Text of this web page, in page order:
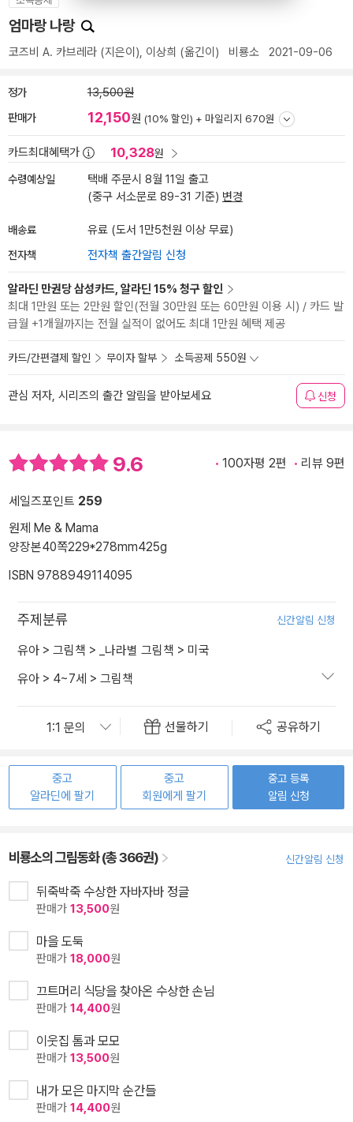
엄마랑 나랑
코즈비 A. 카브레라 (지은이), 이상희 (옮긴이) 비룡소 2021-09-06
정가 13,500원
판매가 12,150원 (10% 할인) + 마일리지 670원
카드최대혜택가 10,328원
수령예상일
택배 주문시 8월 11일 출고
(중구 서소문로 89-31 기준) 변경
배송료 유료 (도서 1만5천원 이상 무료)
전자책 전자책 출간알림 신청
알라딘 만권당 삼성카드, 알라딘 15% 청구 할인
최대 1만원 또는 2만원 할인(전월 30만원 또는 60만원 이용 시) / 카드 발
급월 +1개월까지는 전월 실적이 없어도 최대 1만원 혜택 제공
카드/간편결제 할인 무이자 할부 소득공제 550원
관심 저자, 시리즈의 출간 알림을 받아보세요 신청
9.6 100자평 2편 리뷰 9편
세일즈포인트 259
원제 Me & Mama
양장본40쪽229*278mm425g
ISBN 9788949114095
주제분류 신간알림 신청
유아 > 그림책 > _나라별 그림책 > 미국
유아 > 4~7세 > 그림책
선물하기 공유하기
중고
알라딘에 팔기
중고
회원에게 팔기
중고 등록
알림 신청
비룡소의 그림동화 (총 366권) 신간알림 신청
뒤죽박죽 수상한 자바자바 정글
판매가 13,500원
마을 도둑
판매가 18,000원
끄트머리 식당을 찾아온 수상한 손님
판매가 14,400원
이웃집 톰과 모모
판매가 13,500원
내가 모은 마지막 순간들
판매가 14,400원